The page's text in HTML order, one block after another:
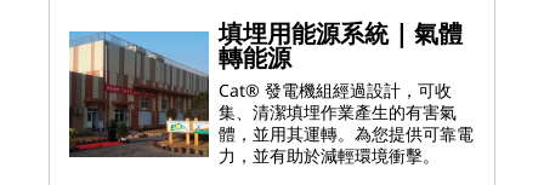
填埋用能源系統 | 氣體
轉能源
Cat® 發電機組經過設計，可收
集、清潔填埋作業產生的有害氣
體，並用其運轉。為您提供可靠電
力，並有助於減輕環境衝擊。